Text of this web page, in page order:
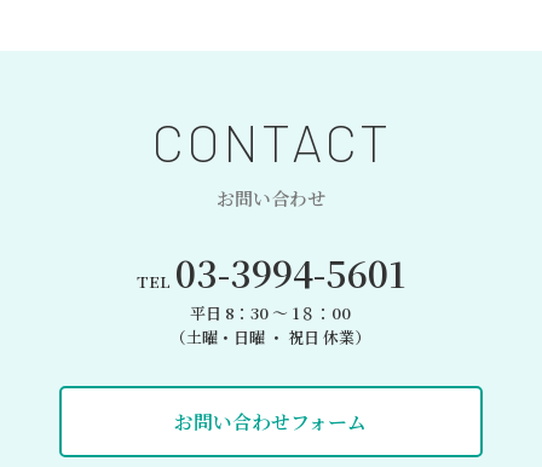
CONTACT
お問い合わせ
TEL 03-3994-5601
平日 8：30 〜 1８：00
（土曜・日曜 ・ 祝日 休業）
お問い合わせフォーム